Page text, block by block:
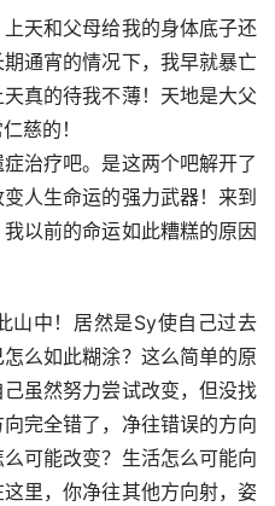
天和父母给我的身体底子还
通宵的情况下，我早就暴亡
真的待我不薄！天地是大父
慈的！
治疗吧。是这两个吧解开了
人生命运的强力武器！来到
以前的命运如此糟糕的原因
山中！居然是Sy使自己过去
么如此糊涂？这么简单的原
虽然努力尝试改变，但没找
完全错了，净往错误的方向
可能改变？生活怎么可能向
里，你净往其他方向射，姿